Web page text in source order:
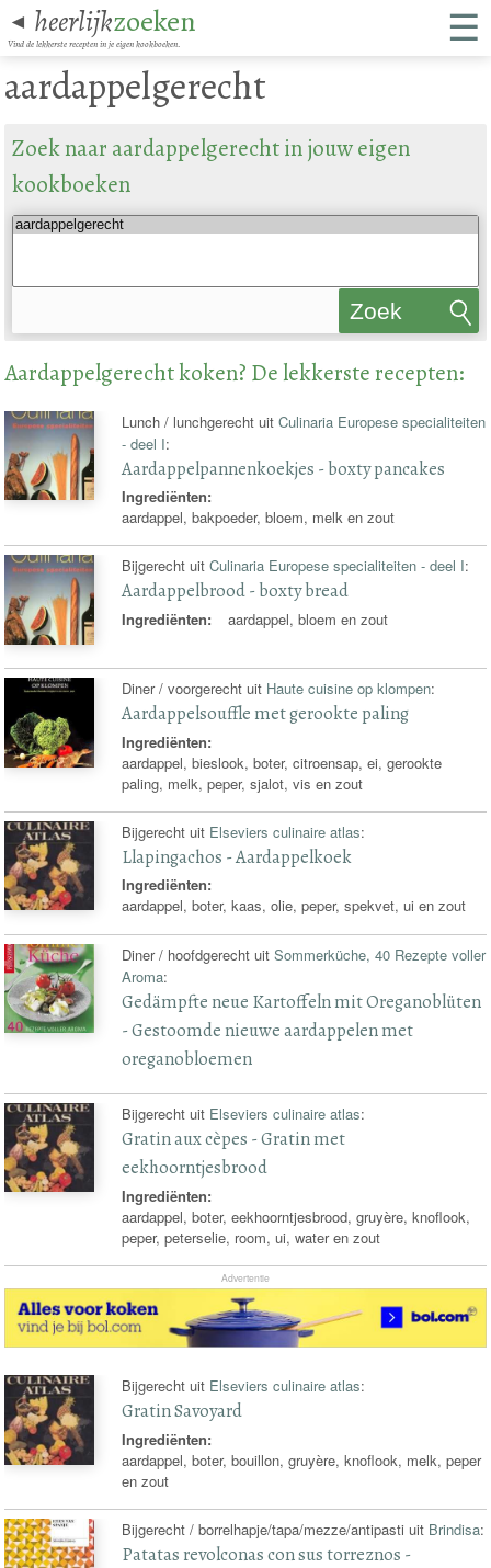
◄ heerlijkzoeken
Vind de lekkerste recepten in je eigen kookboeken. ☰
aardappelgerecht
Zoek naar aardappelgerecht in jouw eigen
kookboeken
Zoek
Aardappelgerecht koken? De lekkerste recepten:
Lunch / lunchgerecht uitCulinaria Europese specialiteiten
- deel I:
Aardappelpannenkoekjes - boxty pancakes
Ingrediënten:
aardappel, bakpoeder, bloem, melk en zout
Bijgerecht uitCulinaria Europese specialiteiten - deel I:
Aardappelbrood - boxty bread
Ingrediënten: aardappel, bloem en zout
Diner / voorgerecht uit Haute cuisine op klompen:
Aardappelsouffle met gerookte paling
Ingrediënten:
aardappel, bieslook, boter, citroensap, ei, gerookte
paling, melk, peper, sjalot, vis en zout
Bijgerecht uit Elseviers culinaire atlas:
Llapingachos - Aardappelkoek
Ingrediënten:
aardappel, boter, kaas, olie, peper, spekvet, ui en zout
Diner / hoofdgerecht uitSommerküche, 40 Rezepte voller
Aroma:
Gedämpfte neue Kartoffeln mit Oreganoblüten
- Gestoomde nieuwe aardappelen met
oreganobloemen
Bijgerecht uit Elseviers culinaire atlas:
Gratin aux cèpes - Gratin met
eekhoorntjesbrood
Ingrediënten:
aardappel, boter, eekhoorntjesbrood, gruyère, knoflook,
peper, peterselie, room, ui, water en zout
Advertentie
Bijgerecht uit Elseviers culinaire atlas:
Gratin Savoyard
Ingrediënten:
aardappel, boter, bouillon, gruyère, knoflook, melk, peper
en zout
Bijgerecht / borrelhapje/tapa/mezze/antipasti uit Brindisa:
Patatas revolconas con sus torreznos -